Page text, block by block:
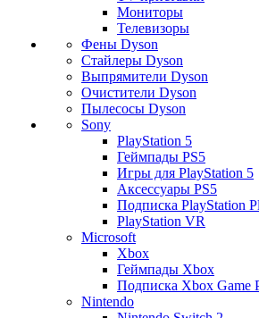
Мониторы
Телевизоры
Фены Dyson
Стайлеры Dyson
Выпрямители Dyson
Очистители Dyson
Пылесосы Dyson
Sony
PlayStation 5
Геймпады PS5
Игры для PlayStation 5
Аксессуары PS5
Подписка PlayStation
PlayStation VR
Microsoft
Xbox
Геймпады Xbox
Подписка Xbox Game
Nintendo